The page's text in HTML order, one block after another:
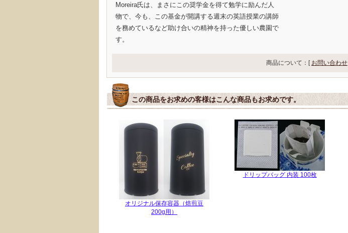
Moreira氏は、まさにこの奨学金を得て勉学に励んだ人
物で、今も、この基金が開講する週末の英語授業の講師
を務めているなど助け合いの精神を持った優しい農園で
す。
商品について：[ お問い合わせ
この商品をお求めの客様はこんな商品もお求めです。
オリジナル保存容器（焙煎豆
200g用）
ドリップバッグ 内装 100枚